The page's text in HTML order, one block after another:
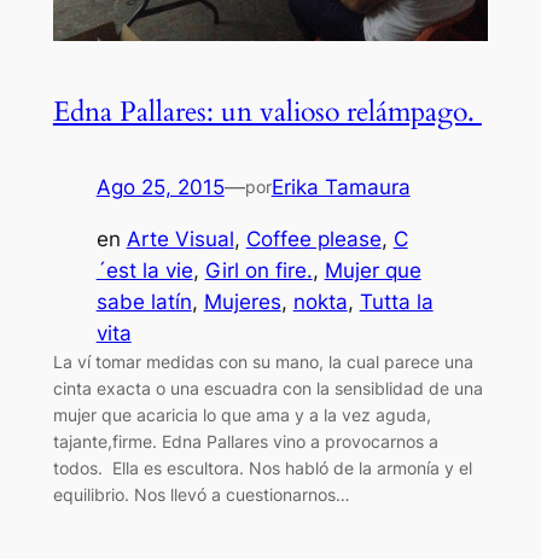
Edna Pallares: un valioso relámpago.
Ago 25, 2015—porErika Tamaura
en Arte Visual, Coffee please, C
´est la vie, Girl on fire., Mujer que
sabe latín, Mujeres, nokta, Tutta la
vita
La ví tomar medidas con su mano, la cual parece una
cinta exacta o una escuadra con la sensiblidad de una
mujer que acaricia lo que ama y a la vez aguda,
tajante,firme. Edna Pallares vino a provocarnos a
todos. Ella es escultora. Nos habló de la armonía y el
equilibrio. Nos llevó a cuestionarnos…